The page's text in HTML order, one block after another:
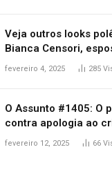
Veja outros looks
Bianca Censori,
West que apareceu
fevereiro 4, 2025 285
O Assunto #1405: O
contra apologia ao
fevereiro 12, 2025 66